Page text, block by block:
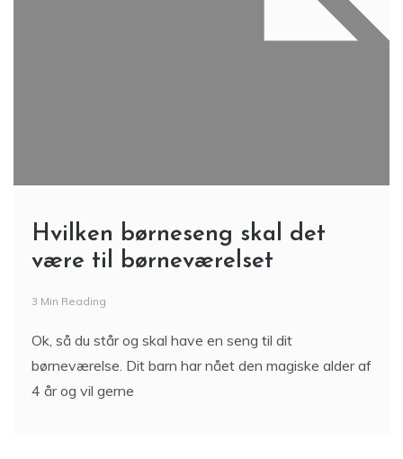
Hvilken børneseng skal det
være til børneværelset
3 Min Reading
Ok, så du står og skal have en seng til dit
børneværelse. Dit barn har nået den magiske alder af
4 år og vil gerne